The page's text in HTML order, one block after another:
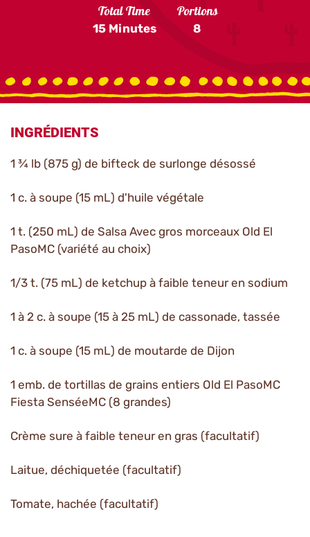
Total Time
15 Minutes
Portions
8
INGRÉDIENTS
1 ¾ lb (875 g) de bifteck de surlonge désossé
1 c. à soupe (15 mL) d'huile végétale
1 t. (250 mL) de Salsa Avec gros morceaux Old El
PasoMC (variété au choix)
1/3 t. (75 mL) de ketchup à faible teneur en sodium
1 à 2 c. à soupe (15 à 25 mL) de cassonade, tassée
1 c. à soupe (15 mL) de moutarde de Dijon
1 emb. de tortillas de grains entiers Old El PasoMC
Fiesta SenséeMC (8 grandes)
Crème sure à faible teneur en gras (facultatif)
Laitue, déchiquetée (facultatif)
Tomate, hachée (facultatif)